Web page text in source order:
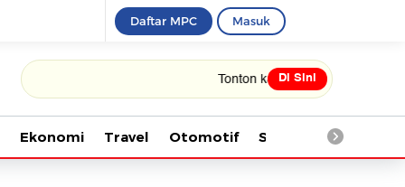
Daftar MPC Masuk
Tonton kabar terbaru PIALA DUNIA 2026
Di Sini
Ekonomi Travel Otomotif Saintek